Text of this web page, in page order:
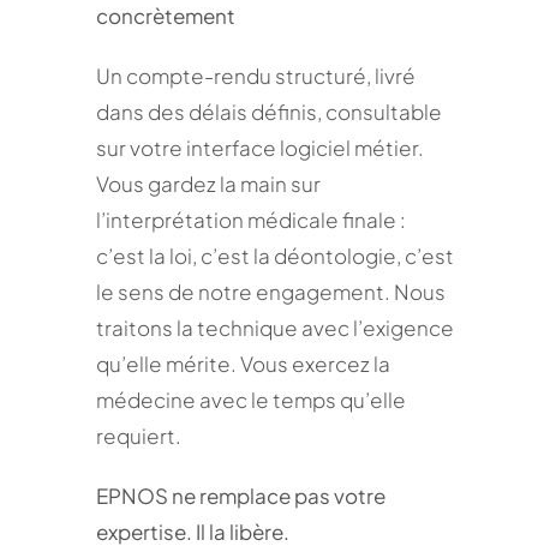
concrètement
Un compte-rendu structuré, livré
dans des délais définis, consultable
sur votre interface logiciel métier.
Vous gardez la main sur
l’interprétation médicale finale :
c’est la loi, c’est la déontologie, c’est
le sens de notre engagement. Nous
traitons la technique avec l’exigence
qu’elle mérite. Vous exercez la
médecine avec le temps qu’elle
requiert.
EPNOS ne remplace pas votre
expertise. Il la libère.